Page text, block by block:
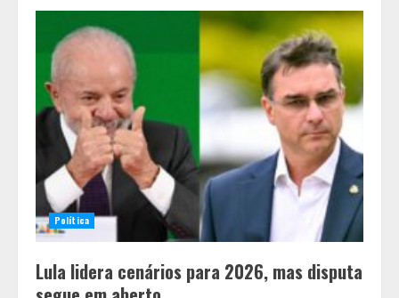
Política
Lula lidera cenários para 2026, mas disputa